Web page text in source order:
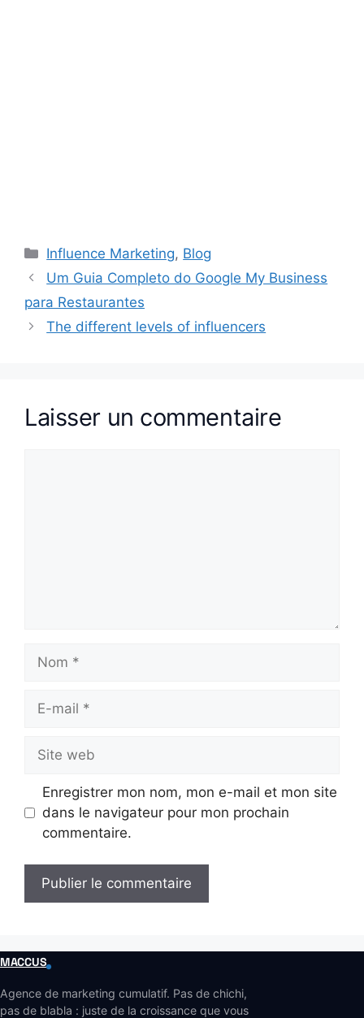
Catégories
Influence Marketing, Blog
Um Guia Completo do Google My Business
para Restaurantes
The different levels of influencers
Laisser un commentaire
Nom
Site
web
Enregistrer mon nom, mon e-mail et mon site
dans le navigateur pour mon prochain
commentaire.
MACCUS
Agence de marketing cumulatif. Pas de chichi,
pas de blabla : juste de la croissance que vous